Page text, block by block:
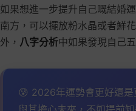
如果想進一步提升自己嘅結婚
南方，可以擺放粉水晶或者鮮
外， 八字分析中如果發現自己
😰 2026年運勢會更好還是